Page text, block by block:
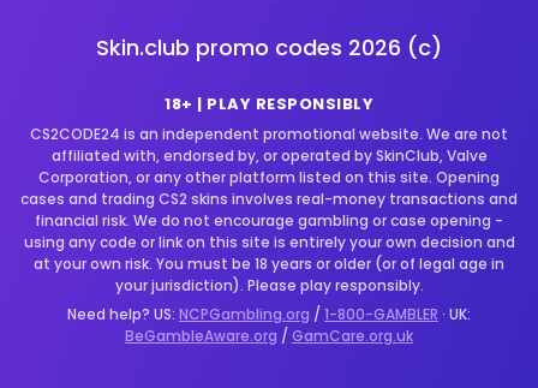
Skin.club promo codes 2026 (c)
18+ | PLAY RESPONSIBLY
CS2CODE24 is an independent promotional website. We are not
affiliated with, endorsed by, or operated by SkinClub, Valve
Corporation, or any other platform listed on this site. Opening
cases and trading CS2 skins involves real-money transactions and
financial risk. We do not encourage gambling or case opening -
using any code or link on this site is entirely your own decision and
at your own risk. You must be 18 years or older (or of legal age in
your jurisdiction). Please play responsibly.
Need help? US: NCPGambling.org / 1-800-GAMBLER · UK:
BeGambleAware.org / GamCare.org.uk